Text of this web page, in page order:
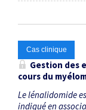
Cas clinique
Gestion des
cours du
Le lénalidomide
indiqué en